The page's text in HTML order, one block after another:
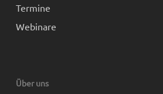
Termine
Webinare
Über uns